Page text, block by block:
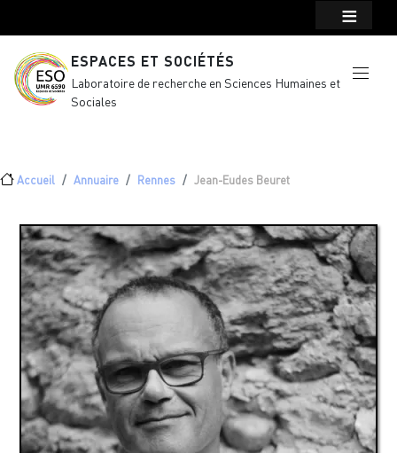
ESPACES ET SOCIÉTÉS
Laboratoire de recherche en Sciences Humaines et
Sociales
Fil d'Ariane
Accueil Annuaire Rennes Jean-Eudes Beuret